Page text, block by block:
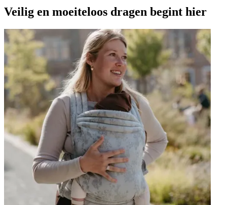
Veilig en moeiteloos dragen begint hier